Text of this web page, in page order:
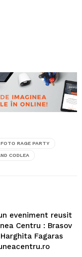
FOTO RAGE PARTY
CODLEA
eveniment reusit
Centru : Brasov
Fagaras